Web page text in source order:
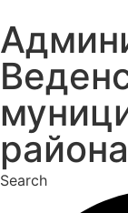
к
содержимому
района
Search